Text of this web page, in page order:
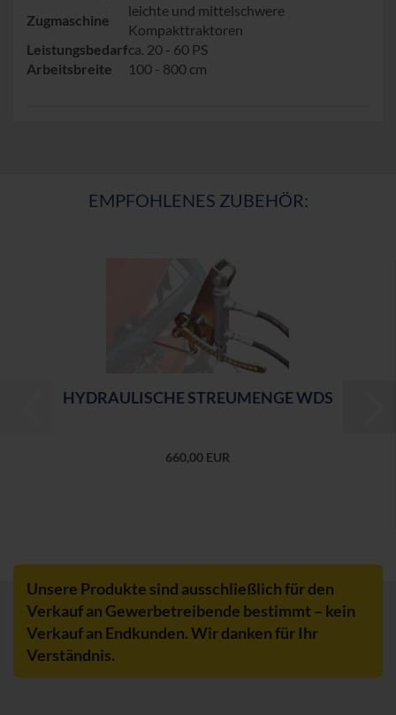
Zugmaschine
leichte und mittelschwere
Kompakttraktoren
Leistungsbedarfca. 20 - 60 PS
Arbeitsbreite
100 - 800 cm
EMPFOHLENES ZUBEHÖR:
HY­DRAU­LI­SCHE STREU­MEN­GE WDS
660,00 EUR
Unsere Produkte sind ausschließlich für den
Verkauf an Gewerbetreibende bestimmt – kein
Verkauf an Endkunden. Wir danken für Ihr
Verständnis.